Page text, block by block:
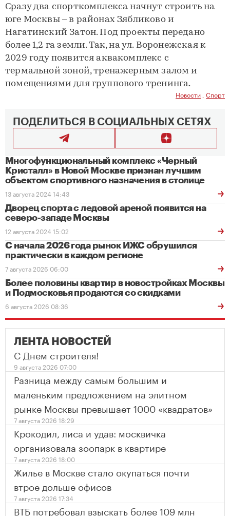
Сразу два спорткомплекса начнут строить на
юге Москвы – в районах Зябликово и
Нагатинский Затон. Под проекты передано
более 1,2 га земли. Так, на ул. Воронежская к
2029 году появится аквакомплекс с
термальной зоной, тренажерным залом и
помещениями для группового тренинга.
Новости Спорт
ПОДЕЛИТЬСЯ В СОЦИАЛЬНЫХ СЕТЯХ
Многофункциональный комплекс «Черный
Кристалл» в Новой Москве признан лучшим
объектом спортивного назначения в столице
13 августа 2024 14:43
Дворец спорта с ледовой ареной появится на
северо-западе Москвы
12 августа 2024 15:02
С начала 2026 года рынок ИЖС обрушился
практически в каждом регионе
7 августа 2026 06:00
Более половины квартир в новостройках Москвы
и Подмосковья продаются со скидками
6 августа 2026 08:36
ЛЕНТА НОВОСТЕЙ
С Днем строителя!
9 августа 2026 07:00
Разница между самым большим и
маленьким предложением на элитном
рынке Москвы превышает 1000 «квадратов»
7 августа 2026 18:29
Крокодил, лиса и удав: москвичка
организовала зоопарк в квартире
7 августа 2026 18:00
Жилье в Москве стало окупаться почти
втрое дольше офисов
7 августа 2026 17:34
ВТБ потребовал взыскать более 109 млн